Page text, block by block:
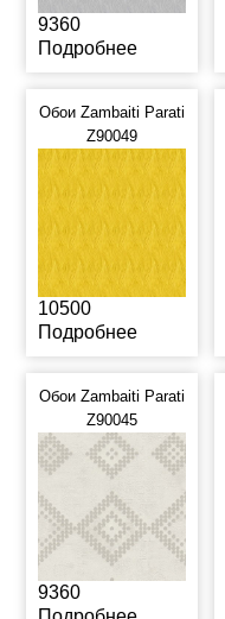
9360
Подробнее
Обои Zambaiti Parati
Z90049
10500
Подробнее
Обои Zambaiti Parati
Z90045
9360